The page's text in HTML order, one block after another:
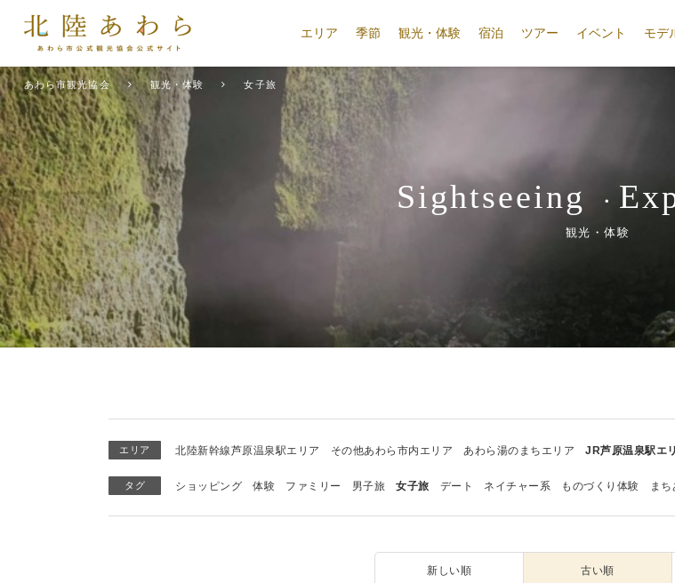
エリア 季節 観光・体験 宿泊 ツアー イベント モデ
あわら市観光協会 観光・体験 女子旅
Sightseeing ・
観光・体験
エリア 北陸新幹線芦原温泉駅エリア その他あわら市内エリア あわら湯のまちエリア JR芦原温泉駅エ
タグ ショッピング 体験 ファミリー 男子旅 女子旅 デート ネイチャー系 ものづくり体験 まち
新しい順 古い順